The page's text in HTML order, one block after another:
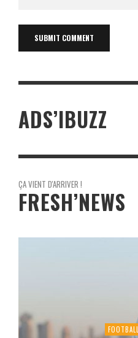
ADS’IBUZZ
ÇA VIENT D'ARRIVER !
FRESH’NEWS
FOOTBALL